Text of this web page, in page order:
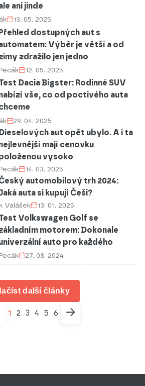
ani jinde
13. 05. 2025
dostupných aut s
Výběr je větší a od
zdražilo jen jedno
12. 05. 2025
Dacia Bigster: Rodinné SUV
vše, co od poctivého auta
29. 04. 2025
aut opět ubylo. A i ta
mají cenovku
vysoko
14. 03. 2025
automobilový trh 2024:
auta si kupují Češi?
Valášek 13. 01. 2025
Volkswagen Golf se
motorem: Dokonale
auto pro každého
27. 08. 2024
další články
1 2 3 4 5 6